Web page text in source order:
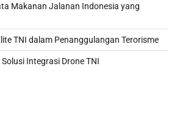
Makanan Jalanan Indonesia yang
TNI dalam Penanggulangan Terorisme
Integrasi Drone TNI